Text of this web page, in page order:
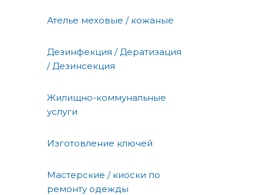
Ателье меховые / кожаные
Дезинфекция / Дератизация
/ Дезинсекция
Жилищно-коммунальные
услуги
Изготовление ключей
Мастерские / киоски по
ремонту одежды